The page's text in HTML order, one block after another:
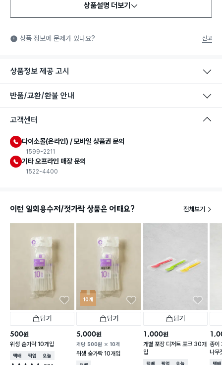
상품설명 더보기
상품 정보에 문제가 있나요? 신고
상품정보 제공 고시
반품/교환/환불 안내
고객센터
다이소몰(온라인) / 모바일 상품권 문의
1599-2211
기타 오프라인 매장 문의
1522-4400
이런 일회용수저/젓가락 상품은 어때요? 전체보기
담기
500원
위생 숟가락 10개입
택배배송매장픽업오늘배송
10개
담기
5,000원
개당 500원 10개
위생 숟가락 10개입
담기
1,000원
개별 포장 디저트 포크 30개
입
종이
나무